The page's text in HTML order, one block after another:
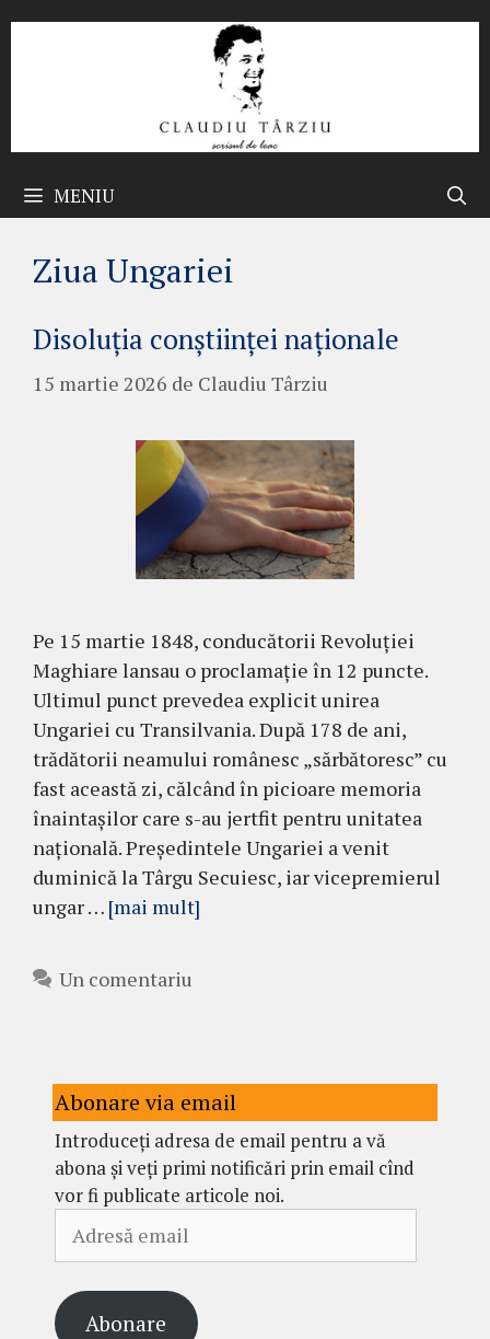
MENIU
Ziua Ungariei
Disoluția conștiinței naționale
15 martie 2026 de Claudiu Târziu
Pe 15 martie 1848, conducătorii Revoluției
Maghiare lansau o proclamație în 12 puncte.
Ultimul punct prevedea explicit unirea
Ungariei cu Transilvania. După 178 de ani,
trădătorii neamului românesc „sărbătoresc” cu
fast această zi, călcând în picioare memoria
înaintașilor care s-au jertfit pentru unitatea
națională. Președintele Ungariei a venit
duminică la Târgu Secuiesc, iar vicepremierul
ungar … [mai mult]
Un comentariu
Abonare via email
Introduceți adresa de email pentru a vă
abona și veți primi notificări prin email cînd
vor fi publicate articole noi.
email
Abonare